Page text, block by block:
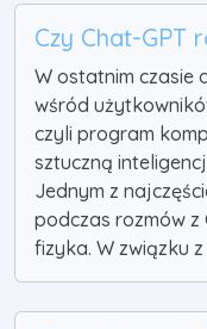
Czy Chat-GPT
W ostatnim czasie
wśród
czyli program
sztuczną
Jednym z
podczas rozmów z
fizyka. W związku